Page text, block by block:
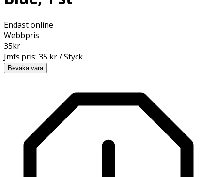
Endast online
Webbpris
35kr
Jmfs.pris: 35 kr / Styck
Bevaka vara